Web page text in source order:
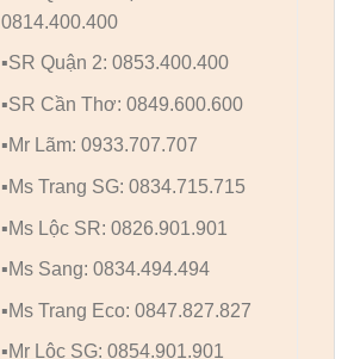
0814.400.400
▪️SR Quận 2: 0853.400.400
▪️SR Cần Thơ: 0849.600.600
▪️Mr Lãm: 0933.707.707
▪️Ms Trang SG: 0834.715.715
▪️Ms Lộc SR: 0826.901.901
▪️Ms Sang: 0834.494.494
▪️Ms Trang Eco: 0847.827.827
▪️Mr Lộc SG: 0854.901.901